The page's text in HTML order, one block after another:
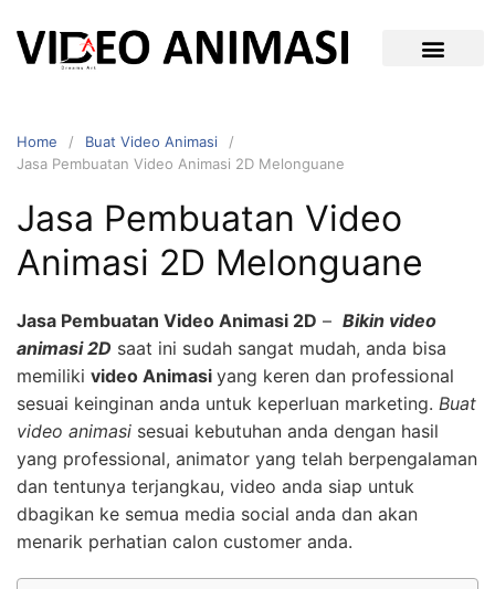
Home
Buat Video Animasi
Jasa Pembuatan Video Animasi 2D Melonguane
Jasa Pembuatan Video
Animasi 2D Melonguane
Jasa Pembuatan Video Animasi 2D – Bikin video
animasi 2D saat ini sudah sangat mudah, anda bisa
memiliki video Animasi yang keren dan professional
sesuai keinginan anda untuk keperluan marketing. Buat
video animasi sesuai kebutuhan anda dengan hasil
yang professional, animator yang telah berpengalaman
dan tentunya terjangkau, video anda siap untuk
dbagikan ke semua media social anda dan akan
menarik perhatian calon customer anda.